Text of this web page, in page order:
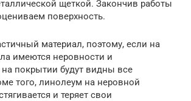
щеткой. Закончив работы
поверхность.
материал, поэтому, если на
имеются неровности и
на покрытии будут видны все
того, линолеум на неровной
и теряет свои